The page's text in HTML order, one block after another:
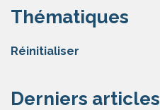
Thématiques
Réinitialiser
Derniers articles